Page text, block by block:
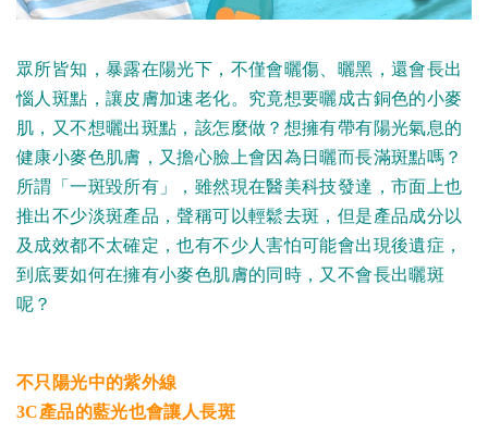
眾所皆知，暴露在陽光下，不僅會曬傷、曬黑，還會長出
惱人斑點，讓皮膚加速老化。究竟想要曬成古銅色的小麥
肌，又不想曬出斑點，該怎麼做？想擁有帶有陽光氣息的
健康小麥色肌膚，又擔心臉上會因為日曬而長滿斑點嗎？
所謂「一斑毀所有」，雖然現在醫美科技發達，市面上也
推出不少淡斑產品，聲稱可以輕鬆去斑，但是產品成分以
及成效都不太確定，也有不少人害怕可能會出現後遺症，
到底要如何在擁有小麥色肌膚的同時，又不會長出曬斑
呢？
不只陽光中的紫外線
3C產品的藍光也會讓人長斑